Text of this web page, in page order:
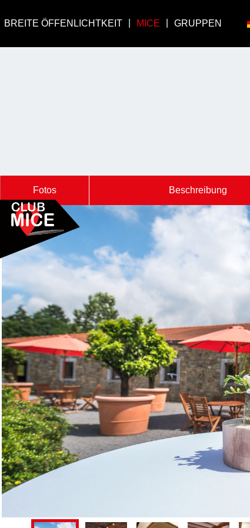
BREITE ÖFFENLICHTKEIT MICE GRUPPEN
Fotos Beschreibung